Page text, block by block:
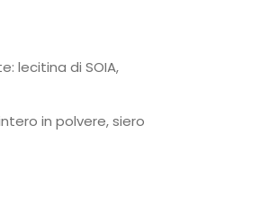
lecitina di SOIA,
in polvere, siero